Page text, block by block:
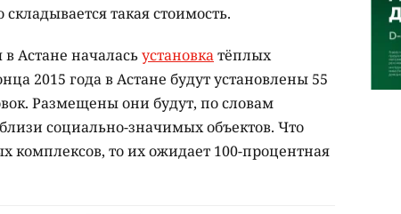
такая стоимость.
Астане началасьустановкатёплых
2015 года в Астане будут установлены 55
Размещены они будут, по словам
социально-значимых объектов. Что
комплексов, то их ожидает 100-процентная